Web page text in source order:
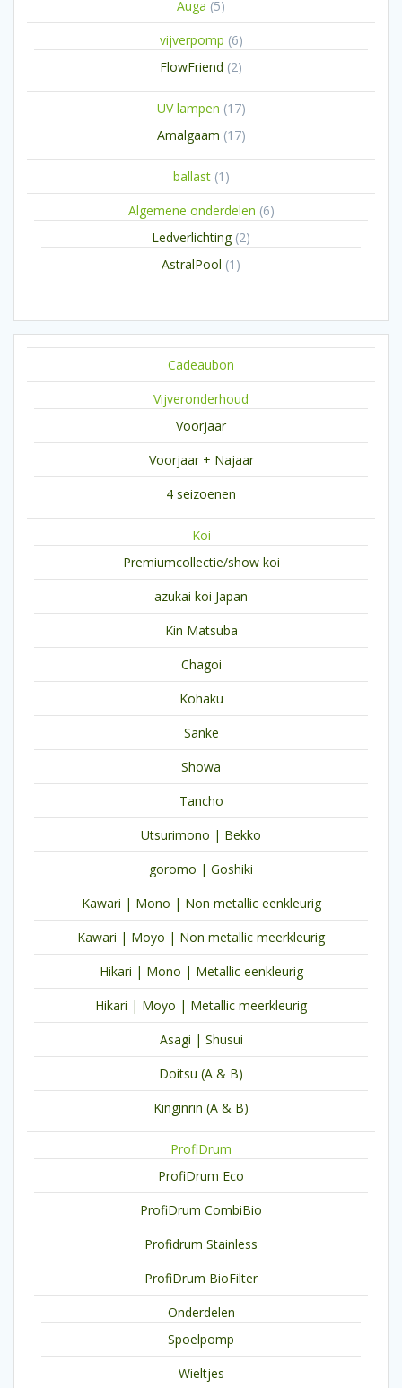
Auga 55
producten
vijverpomp 66
FlowFriend 22
UV lampen 1717
Amalgaam 1717
ballast 1 1
product
Algemene onderdelen 66
Ledverlichting 22
AstralPool 1 1
Cadeaubon
Vijveronderhoud
Voorjaar
Voorjaar + Najaar
4 seizoenen
Koi
Premiumcollectie/show koi
azukai koi Japan
Kin Matsuba
Chagoi
Kohaku
Sanke
Showa
Tancho
Utsurimono | Bekko
goromo | Goshiki
Kawari | Mono | Non metallic eenkleurig
Kawari | Moyo | Non metallic meerkleurig
Hikari | Mono | Metallic eenkleurig
Hikari | Moyo | Metallic meerkleurig
Asagi | Shusui
Doitsu (A & B)
Kinginrin (A & B)
ProfiDrum
ProfiDrum Eco
ProfiDrum CombiBio
Profidrum Stainless
ProfiDrum BioFilter
Onderdelen
Spoelpomp
Wieltjes